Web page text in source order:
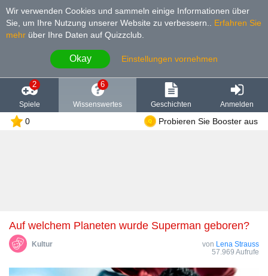
Wir verwenden Cookies und sammeln einige Informationen über
Sie, um Ihre Nutzung unserer Website zu verbessern.
Erfahren Sie
mehr über Ihre Daten auf Quizzclub.
Okay Einstellungen vornehmen
2
Spiele
6
Wissenswertes Geschichten Anmelden
0 Probieren Sie Booster aus
Auf welchem Planeten wurde Superman geboren?
Kultur von Lena Strauss
57.969 Aufrufe